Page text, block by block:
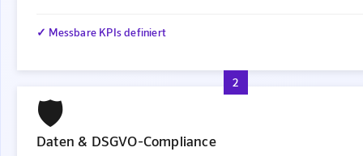
✓ Messbare KPIs definiert
2
🛡️
Daten & DSGVO-Compliance